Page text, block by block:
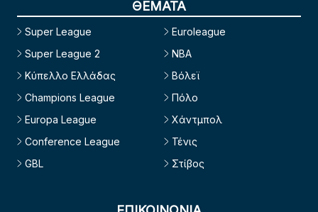
ΘΕΜΑΤΑ
Super League
Super League 2
Κύπελλο Ελλάδας
Champions League
Europa League
Conference League
GBL
Euroleague
NBA
Βόλεϊ
Πόλο
Χάντμπολ
Τένις
Στίβος